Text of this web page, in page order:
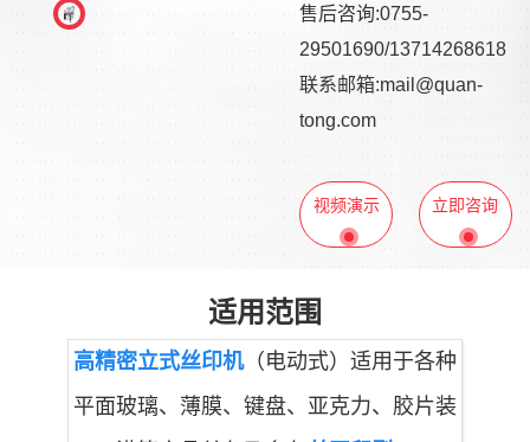
售后咨询:0755-
29501690/13714268618
联系邮箱:mail@quan-
tong.com
视频演示 立即咨询
适用范围
高精密立式丝印机（电动式）适用于各种
平面玻璃、薄膜、键盘、亚克力、胶片装